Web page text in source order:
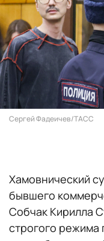
Сергей Фадеичев/ТАСС
Хамовнический
бывшего
Собчак Кирилла
строгого режима